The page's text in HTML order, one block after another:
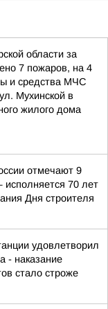
области за
7 пожаров, на 4
и средства МЧС
Мухинской в
жилого дома
отмечают 9
70 лет
Дня строителя
удовлетворил
- наказание
стало строже